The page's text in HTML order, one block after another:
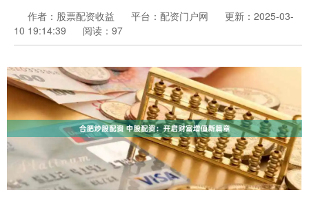
作者：股票配资收益 平台：配资门户网
更新：2025-03-
10 19:14:39
阅读：97